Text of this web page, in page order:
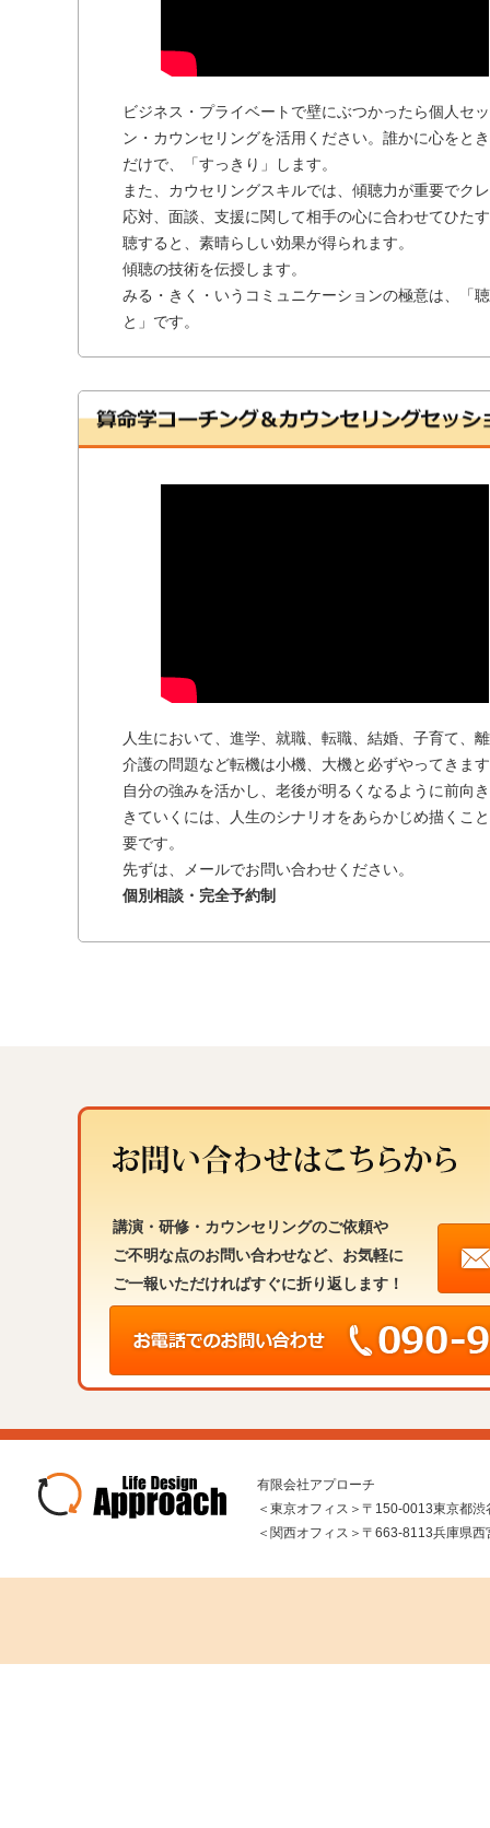
ビジネス・プライベートで壁にぶつかったら個人セ
ン・カウンセリングを活用ください。誰かに心をと
だけで、「すっきり」します。
また、カウセリングスキルでは、傾聴力が重要でク
応対、面談、支援に関して相手の心に合わせてひた
聴すると、素晴らしい効果が得られます。
傾聴の技術を伝授します。
みる・きく・いうコミュニケーションの極意は、「
と」です。
人生において、進学、就職、転職、結婚、子育て、
介護の問題など転機は小機、大機と必ずやってきま
自分の強みを活かし、老後が明るくなるように前向
きていくには、人生のシナリオをあらかじめ描くこ
要です。
先ずは、メールでお問い合わせください。
個別相談・完全予約制
講演・研修・カウンセリングのご依頼や
ご不明な点のお問い合わせなど、お気軽に
ご一報いただければすぐに折り返します！
有限会社アプローチ
＜東京オフィス＞〒150-0013東京都
＜関西オフィス＞〒663-8113兵庫県